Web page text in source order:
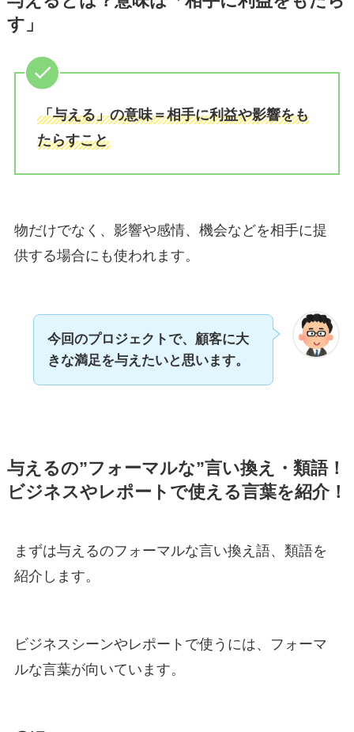
す」
「与える」の意味＝相手に利益や影響をも
たらすこと
物だけでなく、影響や感情、機会などを相手に提
供する場合にも使われます。
今回のプロジェクトで、顧客に大
きな満足を与えたいと思います。
与えるの”フォーマルな”言い換え・類語！
ビジネスやレポートで使える言葉を紹介！
まずは与えるのフォーマルな言い換え語、類語を
紹介します。
ビジネスシーンやレポートで使うには、フォーマ
ルな言葉が向いています。